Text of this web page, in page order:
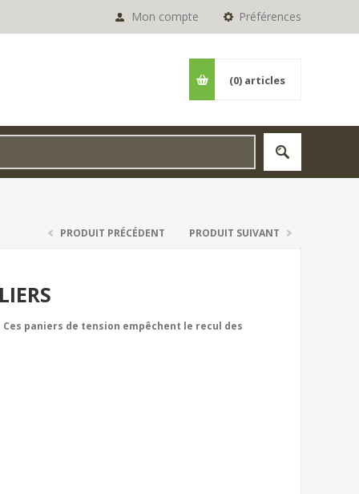
Préférences
Mon compte
(0) articles
PRODUIT PRÉCÉDENT PRODUIT SUIVANT
paniers de tension empêchent le recul des